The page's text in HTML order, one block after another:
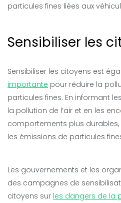
particules fines liées aux
Sensibiliser les
Sensibiliser les citoyens est
importante pour réduire la
particules fines. En informant
la pollution de l’air et en les
comportements plus
les émissions de particules
Les gouvernements et les
des campagnes de
citoyens sur les dangers de la